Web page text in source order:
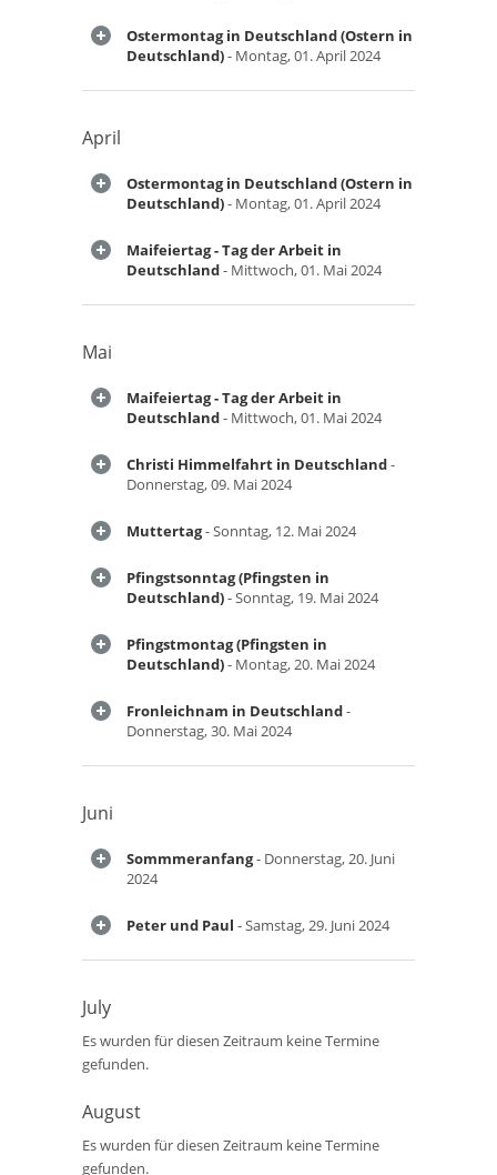
Ostermontag in Deutschland (Ostern in
Deutschland)- Montag, 01. April 2024
April
Ostermontag in Deutschland (Ostern in
Deutschland)- Montag, 01. April 2024
Maifeiertag - Tag der Arbeit in
Deutschland- Mittwoch, 01. Mai 2024
Mai
Maifeiertag - Tag der Arbeit in
Deutschland- Mittwoch, 01. Mai 2024
Christi Himmelfahrt in Deutschland-
Donnerstag, 09. Mai 2024
Muttertag- Sonntag, 12. Mai 2024
Pfingstsonntag (Pfingsten in
Deutschland)- Sonntag, 19. Mai 2024
Pfingstmontag (Pfingsten in
Deutschland)- Montag, 20. Mai 2024
Fronleichnam in Deutschland-
Donnerstag, 30. Mai 2024
Juni
Sommmeranfang- Donnerstag, 20. Juni
2024
Peter und Paul - Samstag, 29. Juni 2024
July
Es wurden für diesen Zeitraum keine Termine
gefunden.
August
Es wurden für diesen Zeitraum keine Termine
gefunden.